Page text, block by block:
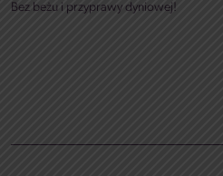
Bez beżu i przyprawy dyniowej!